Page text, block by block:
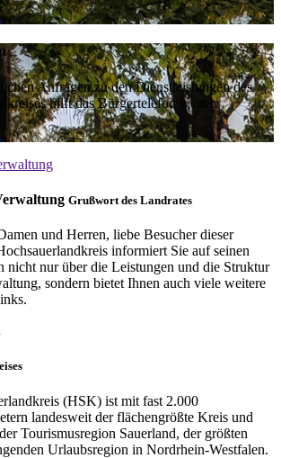
Anfragen zu den Dienstleistungen des
hilft das Bürgertelefon weiter.
Grußwort des Landrates
und Herren, liebe Besucher dieser
informiert Sie auf seinen
nicht nur über die Leistungen und die Struktur
sondern bietet Ihnen auch viele weitere
(HSK) ist mit fast 2.000
landesweit der flächengrößte Kreis und
Tourismusregion Sauerland, der größten
Urlaubsregion in Nordrhein-Westfalen.